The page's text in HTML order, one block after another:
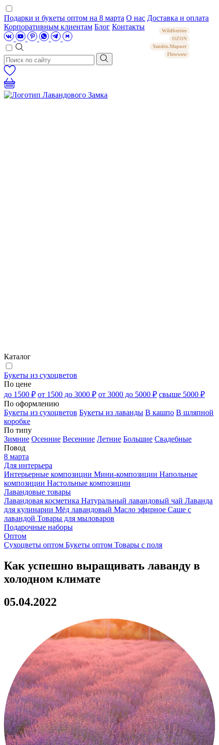
Подарки и букеты оптом на 8 марта О нас Доставка и оплата
Корпоративным клиентам Блог Контакты
Wildberries
OZON
Yandex.Маркет
Flowwow
Каталог
Букеты из сухоцветов
По цене
до 1500 ₽ от 1500 до 3000 ₽ от 3000 до 5000 ₽ свыше 5000 ₽
По оформлению
Букеты из сухоцветов Букеты из лаванды В кашпо В шляпной
коробке
По типу
Зимние Осенние Весенние Летние Большие Свадебные
Повод
8 марта
Для интерьера
Интерьерные композиции Мини-композиции Напольные
композиции Настольные композиции
Лавандовые товары
Лавандовая косметика Натуральный лавандовый чай Лаванда
для кулинарии Мёд лавандовый Масло эфирное Саше с
лавандой Товары для мыловаров
Подарочные наборы
Оптом
Сухоцветы оптом Букеты оптом Товары с поля
Как успешно выращивать лаванду в
холодном климате
05.04.2022